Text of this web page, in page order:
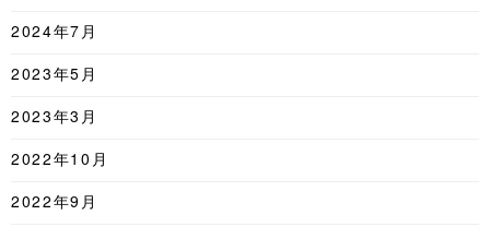
2024年7月
2023年5月
2023年3月
2022年10月
2022年9月